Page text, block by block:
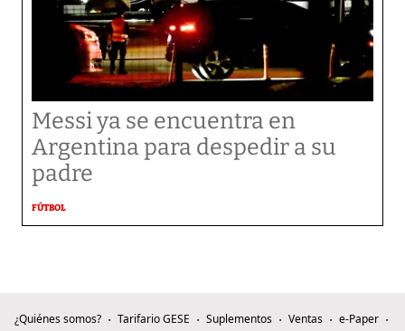
Messi ya se encuentra en
Argentina para despedir a su
padre
FÚTBOL
¿Quiénes somos? Tarifario GESE Suplementos Ventas
e-Paper